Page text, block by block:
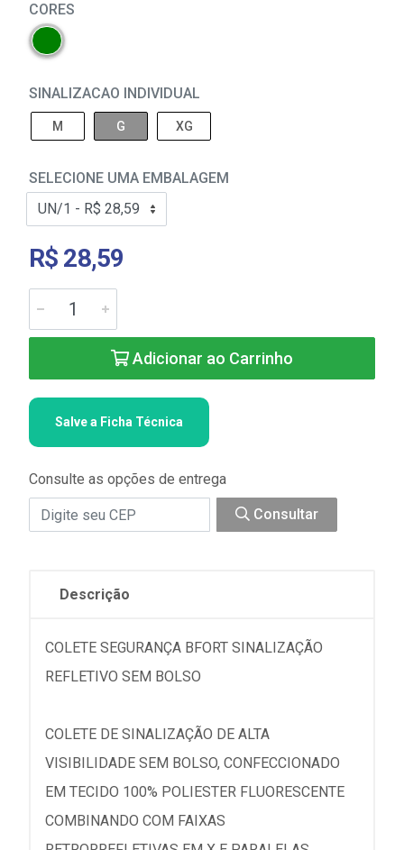
CORES
SINALIZACAO INDIVIDUAL
M G XG
SELECIONE UMA EMBALAGEM
R$ 28,59
Adicionar ao Carrinho
Salve a Ficha Técnica
Consulte as opções de entrega
Consultar
Descrição
COLETE SEGURANÇA BFORT SINALIZAÇÃO
REFLETIVO SEM BOLSO
COLETE DE SINALIZAÇÃO DE ALTA
VISIBILIDADE SEM BOLSO, CONFECCIONADO
EM TECIDO 100% POLIESTER FLUORESCENTE
COMBINANDO COM FAIXAS